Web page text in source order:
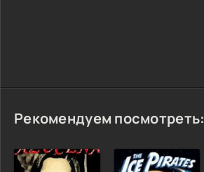
Рекомендуем посмотреть: